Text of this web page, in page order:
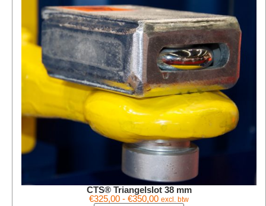
CTS® Triangelslot 38 mm
€325,00 - €350,00 excl. btw